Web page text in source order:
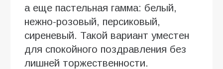
а еще пастельная гамма: белый,
нежно-розовый, персиковый,
сиреневый. Такой вариант уместен
для спокойного поздравления без
лишней торжественности.